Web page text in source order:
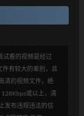
试看的视频是经过
有较大的差别，且
清的视频文件，绝
或以上，清
发布违规违法的信